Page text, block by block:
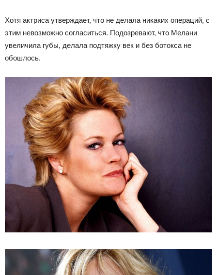
Хотя актриса утверждает, что не делала никаких операций, с
этим невозможно согласиться. Подозревают, что Мелани
увеличила губы, делала подтяжку век и без ботокса не
обошлось.